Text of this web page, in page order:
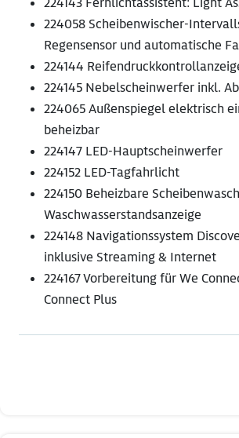
224058 Scheibenwischer-
Regensensor und automatische
224144
224145 Nebelscheinwerfer inkl.
224065 Außenspiegel elektrisch
beheizbar
224147 LED-Hauptscheinwerfer
224152 LED-Tagfahrlicht
224150 Beheizbare
Waschwasserstandsanzeige
224148 Navigationssystem
inklusive Streaming & Internet
224167 Vorbereitung für We
Connect Plus